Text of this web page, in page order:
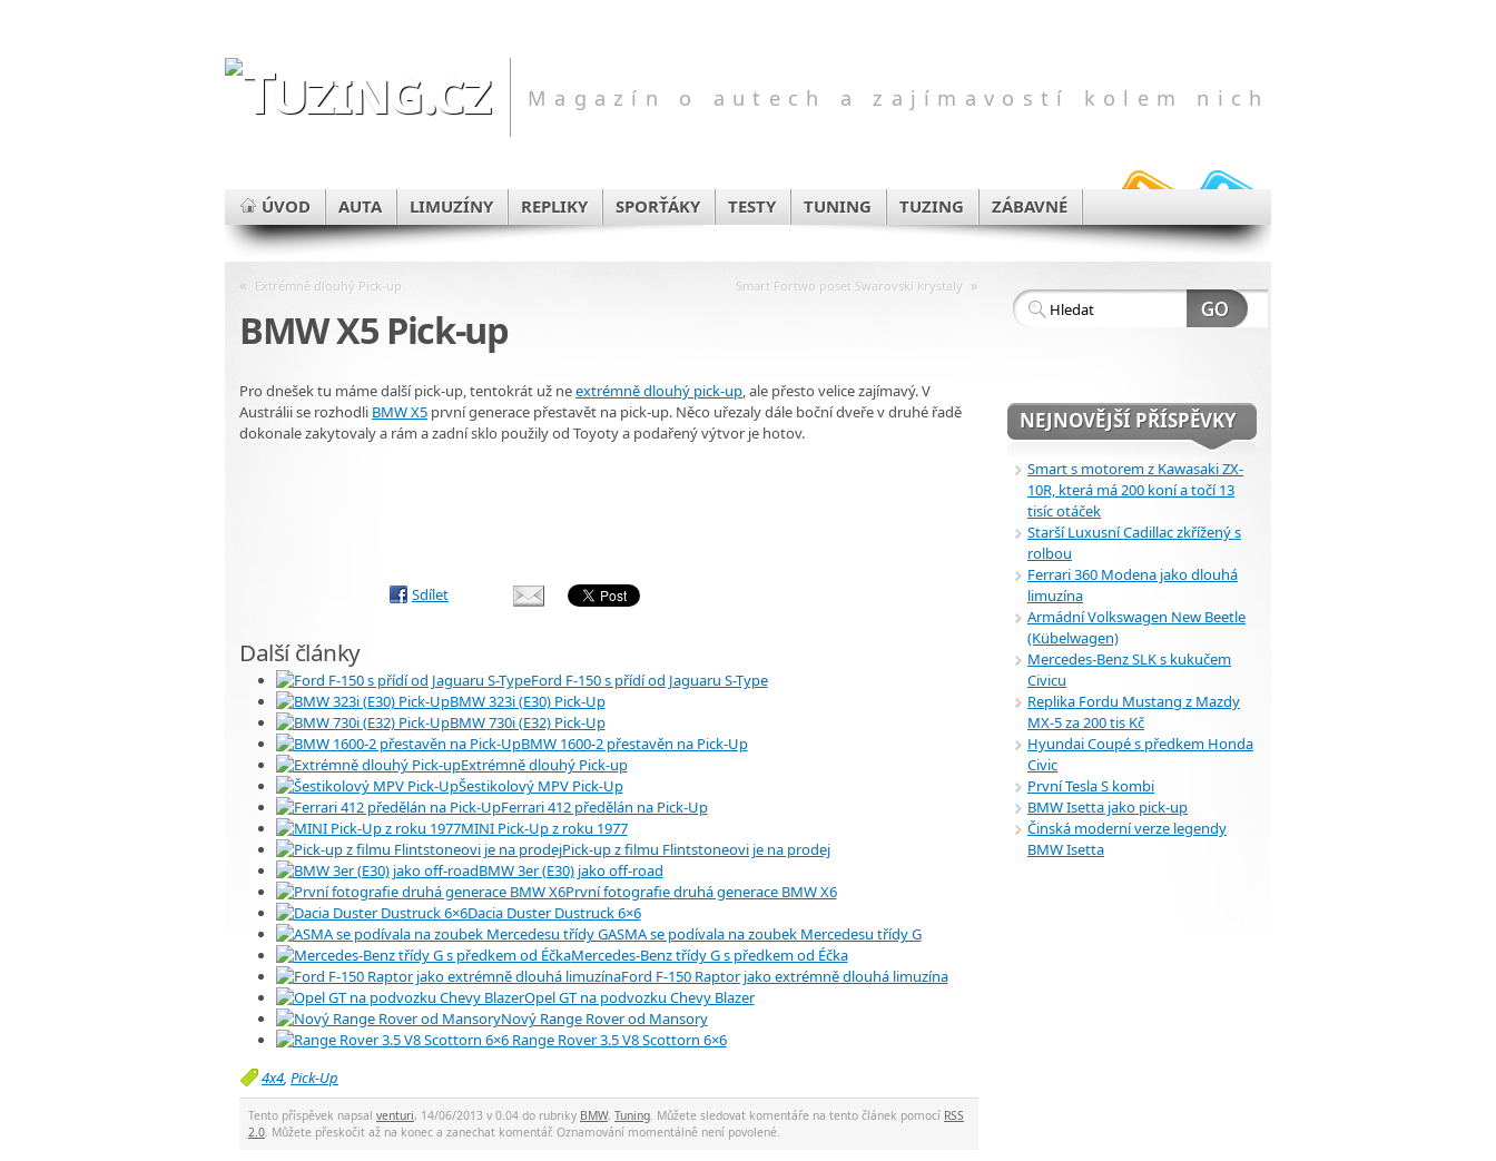
Magazín o autech a zajímavostí kolem nich
ÚVOD AUTA LIMUZÍNY REPLIKY SPORŤÁKY TESTY TUNING TUZING ZÁBAVNÉ
« Extrémně dlouhý Pick-up Smart Fortwo poset Swarovski krystaly »
BMW X5 Pick-up
Pro dnešek tu máme další pick-up, tentokrát už neextrémně dlouhý pick-up, ale přesto velice zajímavý. V
Austrálii se rozhodli BMW X5 první generace přestavět na pick-up. Něco uřezaly dále boční dveře v druhé řadě
dokonale zakytovaly a rám a zadní sklo použily od Toyoty a podařený výtvor je hotov.
Sdílet
Další články
Ford F-150 s přídí od Jaguaru S-Type
BMW 323i (E30) Pick-Up
BMW 730i (E32) Pick-Up
BMW 1600-2 přestavěn na Pick-Up
Extrémně dlouhý Pick-up
Šestikolový MPV Pick-Up
Ferrari 412 předělán na Pick-Up
MINI Pick-Up z roku 1977
Pick-up z filmu Flintstoneovi je na prodej
BMW 3er (E30) jako off-road
První fotografie druhá generace BMW X6
Dacia Duster Dustruck 6×6
ASMA se podívala na zoubek Mercedesu třídy G
Mercedes-Benz třídy G s předkem od Éčka
Ford F-150 Raptor jako extrémně dlouhá limuzína
Opel GT na podvozku Chevy Blazer
Nový Range Rover od Mansory
Range Rover 3.5 V8 Scottorn 6×6
4x4, Pick-Up
Tento příspěvek napsal venturi, 14/06/2013 v 0.04 do rubriky BMW, Tuning . Můžete sledovat komentáře na tento článek pomocí RSS
2.0 . Můžete přeskočit až na konec a zanechat komentář. Oznamování momentálně není povolené.
NEJNOVĚJŠÍ PŘÍSPĚVKY
Smart s motorem z Kawasaki ZX-
10R, která má 200 koní a točí 13
tisíc otáček
Starší Luxusní Cadillac zkřížený s
rolbou
Ferrari 360 Modena jako dlouhá
limuzína
Armádní Volkswagen New Beetle
(Kübelwagen)
Mercedes-Benz SLK s kukučem
Civicu
Replika Fordu Mustang z Mazdy
MX-5 za 200 tis Kč
Hyundai Coupé s předkem Honda
Civic
První Tesla S kombi
BMW Isetta jako pick-up
Činská moderní verze legendy
BMW Isetta